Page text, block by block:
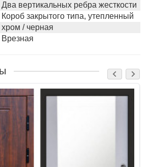
Два вертикальных ребра жесткости
Короб закрытого типа, утепленный
хром / черная
Врезная